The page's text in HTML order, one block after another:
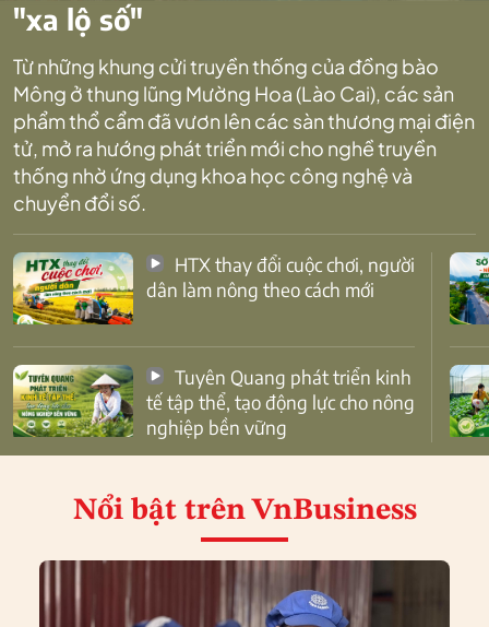
"xa lộ số"
Từ những khung cửi truyền thống của đồng bào
Mông ở thung lũng Mường Hoa (Lào Cai), các sản
phẩm thổ cẩm đã vươn lên các sàn thương mại điện
tử, mở ra hướng phát triển mới cho nghề truyền
thống nhờ ứng dụng khoa học công nghệ và
chuyển đổi số.
dân làm nông theo cách mới
tế tập thể, tạo động lực cho nông
nghiệp bền vững
Nổi bật trên VnBusiness